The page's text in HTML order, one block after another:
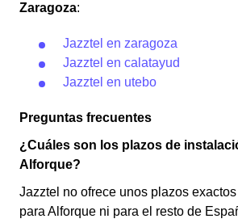
Zaragoza:
Jazztel en zaragoza
Jazztel en calatayud
Jazztel en utebo
Preguntas frecuentes
¿Cuáles son los plazos de
Alforque?
Jazztel no ofrece unos plazos
para Alforque ni para el resto de